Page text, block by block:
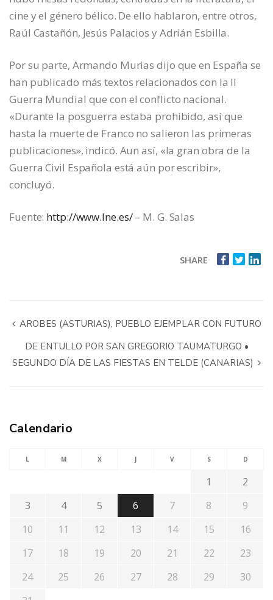
cine y el género bélico. De ello hablaron, entre otros,
Raúl Castañón, Jesús Palacios y Adrián Esbilla.
Por su parte, Armando Murias dijo que en España se
han publicado más textos relacionados con la II
Guerra Mundial que con el conflicto nacional.
«Durante la posguerra estaba prohibido, así que
hasta la muerte de Franco no salieron las primeras
publicaciones», indicó. Aun así, «la gran obra de la
Guerra Civil Española está aún por escribir»,
concluyó.
Fuente: http://www.lne.es/– M. G. Salas
SHARE
AROBES (ASTURIAS), PUEBLO EJEMPLAR CON FUTURO
DE ENTULLO POR SAN GREGORIO TAUMATURGO •
SEGUNDO DÍA DE LAS FIESTAS EN TELDE (CANARIAS)
Calendario
L M X J V S D
1
2
3
4 5 6 7 8
9
10
11 12 13 14 15
16
17
18 19 20 21 22
23
24
25 26 27 28 29
30